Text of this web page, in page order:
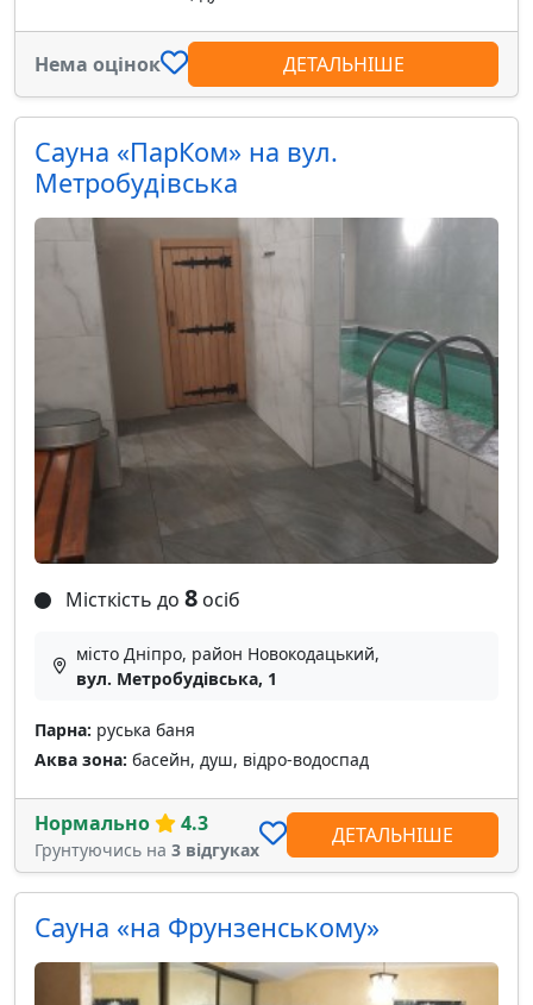
Нема оцінок ДЕТАЛЬНІШЕ
Сауна «ПарКом» на вул.
Метробудівська
Місткість до 8 осіб
місто Дніпро, район Новокодацький,
вул. Метробудівська, 1
Парна: руська баня
Аква зона: басейн, душ, відро-водоспад
Нормально 4.3
Грунтуючись на 3 відгуках
ДЕТАЛЬНІШЕ
Сауна «на Фрунзенському»